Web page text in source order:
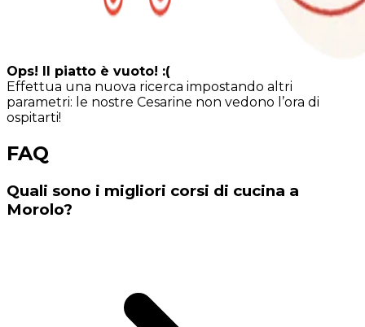
Ops! Il piatto è vuoto! :(
Effettua una nuova ricerca impostando altri
parametri: le nostre Cesarine non vedono l’ora di
ospitarti!
FAQ
Quali sono i migliori corsi di cucina a
Morolo?